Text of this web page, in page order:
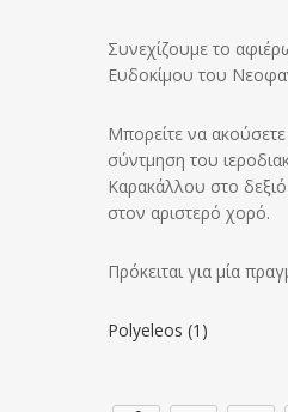
Συνεχίζουμε το
Ευδοκίμου του
Μπορείτε να
σύντμηση του
Καρακάλλου στο
στον αριστερό χορό.
Πρόκειται για μία
Polyeleos (1)